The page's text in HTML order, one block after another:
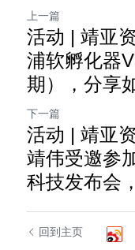
上一篇
活动 | 靖亚
浦软孵化器
期），分享
下一篇
活动 | 靖亚
靖伟受邀参
科技发布会
回到主页